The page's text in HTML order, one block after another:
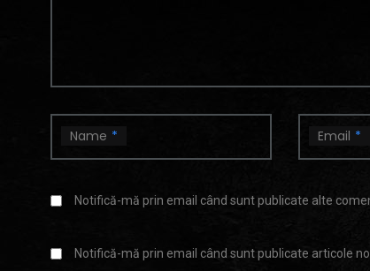
Name * Email *
Notifică-mă prin email când sunt publicate alte
Notifică-mă prin email când sunt publicate articole